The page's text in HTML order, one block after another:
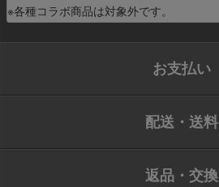
※各種コラボ商品は対象外です。
お支払い
配送・送料
返品・交換